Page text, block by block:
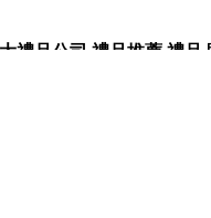
品公司,禮品推薦,禮品,
級禮品,禮品網站。